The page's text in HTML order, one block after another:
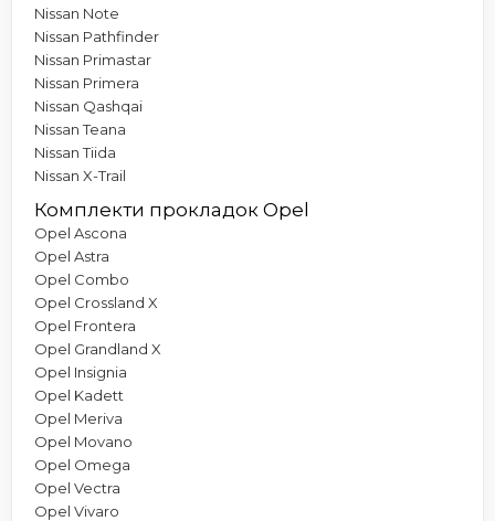
Nissan Note
Nissan Pathfinder
Nissan Primastar
Nissan Primera
Nissan Qashqai
Nissan Teana
Nissan Tiida
Nissan X-Trail
Комплекти прокладок Opel
Opel Ascona
Opel Astra
Opel Combo
Opel Crossland X
Opel Frontera
Opel Grandland X
Opel Insignia
Opel Kadett
Opel Meriva
Opel Movano
Opel Omega
Opel Vectra
Opel Vivaro